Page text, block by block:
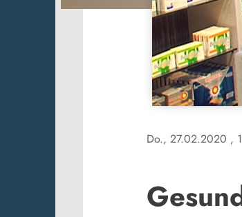
Do., 27.02.2020 ,